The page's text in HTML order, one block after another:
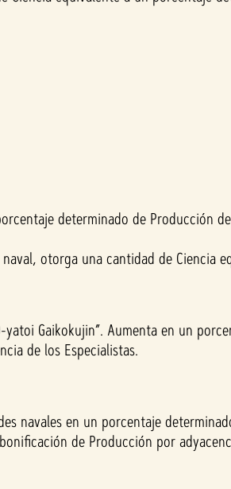
determinado de Producción
otorga una cantidad de Ciencia
Gaikokujin”. Aumenta en un
de los Especialistas.
navales en un porcentaje
de Producción por